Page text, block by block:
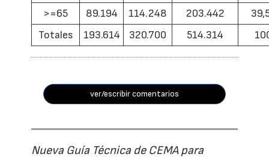
>=65 89.194 114.248 203.442
Totales
193.614 320.700 514.314
ver/escribir comentarios
Nueva Guía Técnica de CEMA para